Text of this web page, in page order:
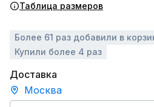
Таблица размеров
Более 61 раз добавили в
Купили более 4 раз
Доставка
Москва